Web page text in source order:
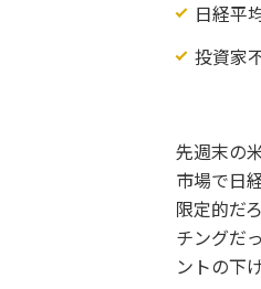
日経平
投資家
先週末の
市場で日
限定的だ
チングだ
ントの下